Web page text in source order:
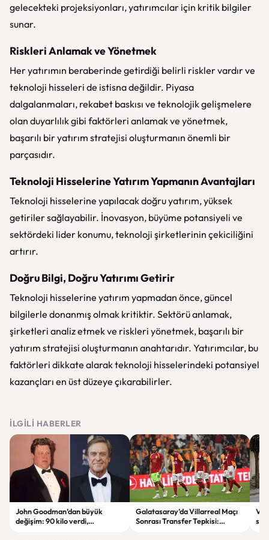
gelecekteki projeksiyonları, yatırımcılar için kritik bilgiler
sunar.
Riskleri Anlamak ve Yönetmek
Her yatırımın beraberinde getirdiği belirli riskler vardır ve
teknoloji hisseleri de istisna değildir. Piyasa
dalgalanmaları, rekabet baskısı ve teknolojik gelişmelere
olan duyarlılık gibi faktörleri anlamak ve yönetmek,
başarılı bir yatırım stratejisi oluşturmanın önemli bir
parçasıdır.
Teknoloji Hisselerine Yatırım Yapmanın Avantajları
Teknoloji hisselerine yapılacak doğru yatırım, yüksek
getiriler sağlayabilir. İnovasyon, büyüme potansiyeli ve
sektördeki lider konumu, teknoloji şirketlerinin çekiciliğini
artırır.
Doğru Bilgi, Doğru Yatırımı Getirir
Teknoloji hisselerine yatırım yapmadan önce, güncel
bilgilerle donanmış olmak kritiktir. Sektörü anlamak,
şirketleri analiz etmek ve riskleri yönetmek, başarılı bir
yatırım stratejisi oluşturmanın anahtarıdır. Yatırımcılar, bu
faktörleri dikkate alarak teknoloji hisselerindeki potansiyel
kazançları en üst düzeye çıkarabilirler.
İLGILI HABERLER
John Goodman’dan büyük
değişim: 90 kilo verdi,
Galatasaray’da Villarreal Maçı
Sonrası Transfer Tepkisi: